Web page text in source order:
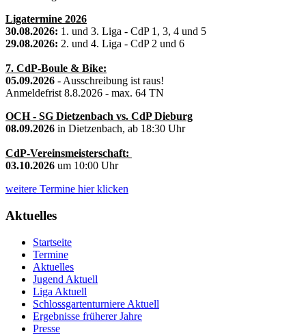
Ligatermine 2026
30.08.2026: 1. und 3. Liga - CdP 1, 3, 4 und 5
29.08.2026: 2. und 4. Liga - CdP 2 und 6
7. CdP-Boule & Bike:
05.09.2026 - Ausschreibung ist raus!
Anmeldefrist 8.8.2026 - max. 64 TN
OCH - SG Dietzenbach vs. CdP Dieburg
08.09.2026 in Dietzenbach, ab 18:30 Uhr
CdP-Vereinsmeisterschaft:
03.10.2026 um 10:00 Uhr
weitere Termine hier klicken
Aktuelles
Startseite
Termine
Aktuelles
Jugend Aktuell
Liga Aktuell
Schlossgartenturniere Aktuell
Ergebnisse früherer Jahre
Presse